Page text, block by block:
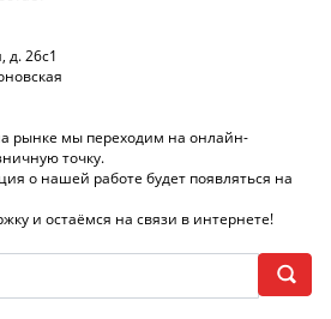
д. 26с1
рынке мы переходим на онлайн-
точку.
о нашей работе будет появляться на
и остаёмся на связи в интернете!